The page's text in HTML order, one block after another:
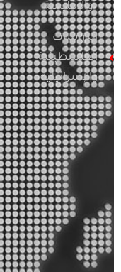
والإقليمية
الدراسات
الفلسطينية
والإسرائيلية